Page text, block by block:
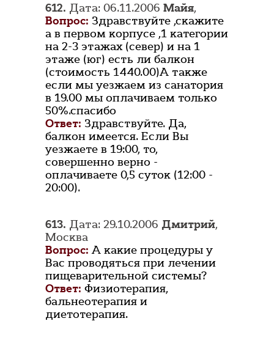
612. Дата: 06.11.2006 Майя,
Вопрос: Здравствуйте ,скажите
а в первом корпусе ,1 категории
на 2-3 этажах (север) и на 1
этаже (юг) есть ли балкон
(стоимость 1440.00)А также
если мы уезжаем из санатория
в 19.00 мы оплачиваем только
50%.спасибо
Ответ: Здравствуйте. Да,
балкон имеется. Если Вы
уезжаете в 19:00, то,
совершенно верно -
оплачиваете 0,5 суток (12:00 -
20:00).
613. Дата: 29.10.2006 Дмитрий,
Москва
Вопрос: А какие процедуры у
Вас проводяться при лечении
пищеварительной системы?
Ответ: Физиотерапия,
бальнеотерапия и
диетотерапия.